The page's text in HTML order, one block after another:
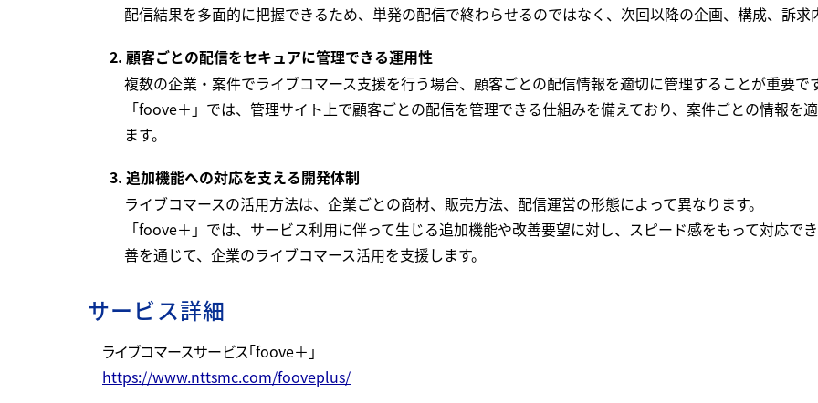
配信結果を多面的に把握できるため、単発の配信で終わらせるのではなく、次回以降の企画、構成、訴求
2. 顧客ごとの配信をセキュアに管理できる運用性
複数の企業・案件でライブコマース支援を行う場合、顧客ごとの配信情報を適切に管理することが重要です
「foove＋」では、管理サイト上で顧客ごとの配信を管理できる仕組みを備えており、案件ごとの情報を
ます。
3. 追加機能への対応を支える開発体制
ライブコマースの活用方法は、企業ごとの商材、販売方法、配信運営の形態によって異なります。
「foove＋」では、サービス利用に伴って生じる追加機能や改善要望に対し、スピード感をもって対応で
善を通じて、企業のライブコマース活用を支援します。
サービス詳細
ライブコマースサービス「foove＋」
https://www.nttsmc.com/fooveplus/